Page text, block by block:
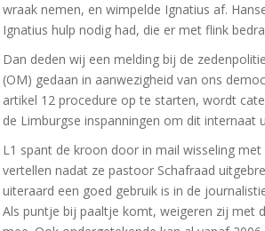
wraak nemen, en wimpelde Ignatius af.
Ignatius hulp nodig had, die er met flink
Dan deden wij een melding bij de
(OM) gedaan in aanwezigheid van ons
artikel 12 procedure op te starten, wordt
de Limburgse inspanningen om dit internaat
L1 spant de kroon door in mail wisseling
vertellen nadat ze pastoor Schafraad
uiteraard een goed gebruik is in de
Als puntje bij paaltje komt, weigeren zij met